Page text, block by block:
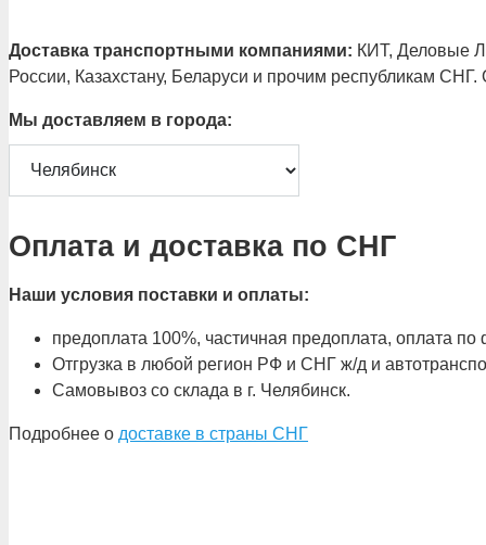
Доставка транспортными компаниями: КИТ, Деловые
России, Казахстану, Беларуси и прочим республикам
Мы доставляем в города:
Оплата и доставка по СНГ
Наши условия поставки и оплаты:
предоплата 100%, частичная предоплата, оплата
Отгрузка в любой регион РФ и СНГ ж/д и
Самовывоз со склада в г. Челябинск.
Подробнее о доставке в страны СНГ